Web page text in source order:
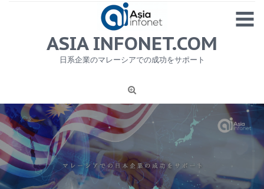
MENU
1
ニュース
労務サービス
プライバシーポリシー及び著作権について
お問合せ
ASIA INFONET.COM
日系企業のマレーシアでの成功をサポート